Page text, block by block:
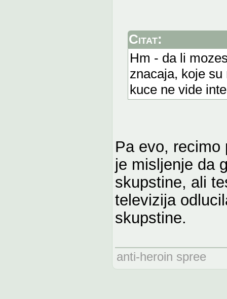
Citat:
Hm - da li
znacaja, koje
kuce ne vide
Pa evo, recimo
je misljenje da
skupstine, ali
televizija
skupstine.
anti-heroin spree